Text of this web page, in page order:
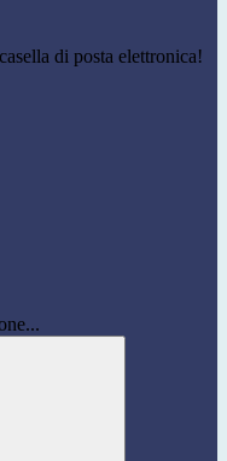
di posta elettronica!